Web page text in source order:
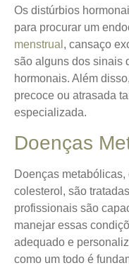
Os distúrbios
para procurar um
menstrual , cansaço
são alguns dos sinais
hormonais. Além
precoce ou atrasada
especializada.
Doenças
Doenças
colesterol, são
profissionais são
manejar essas
adequado e
como um todo é